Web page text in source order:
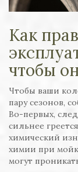
Как
чтобы
Чтобы ваши
пару сезонов,
Во-первых,
сильнее
химический
химии при
могут